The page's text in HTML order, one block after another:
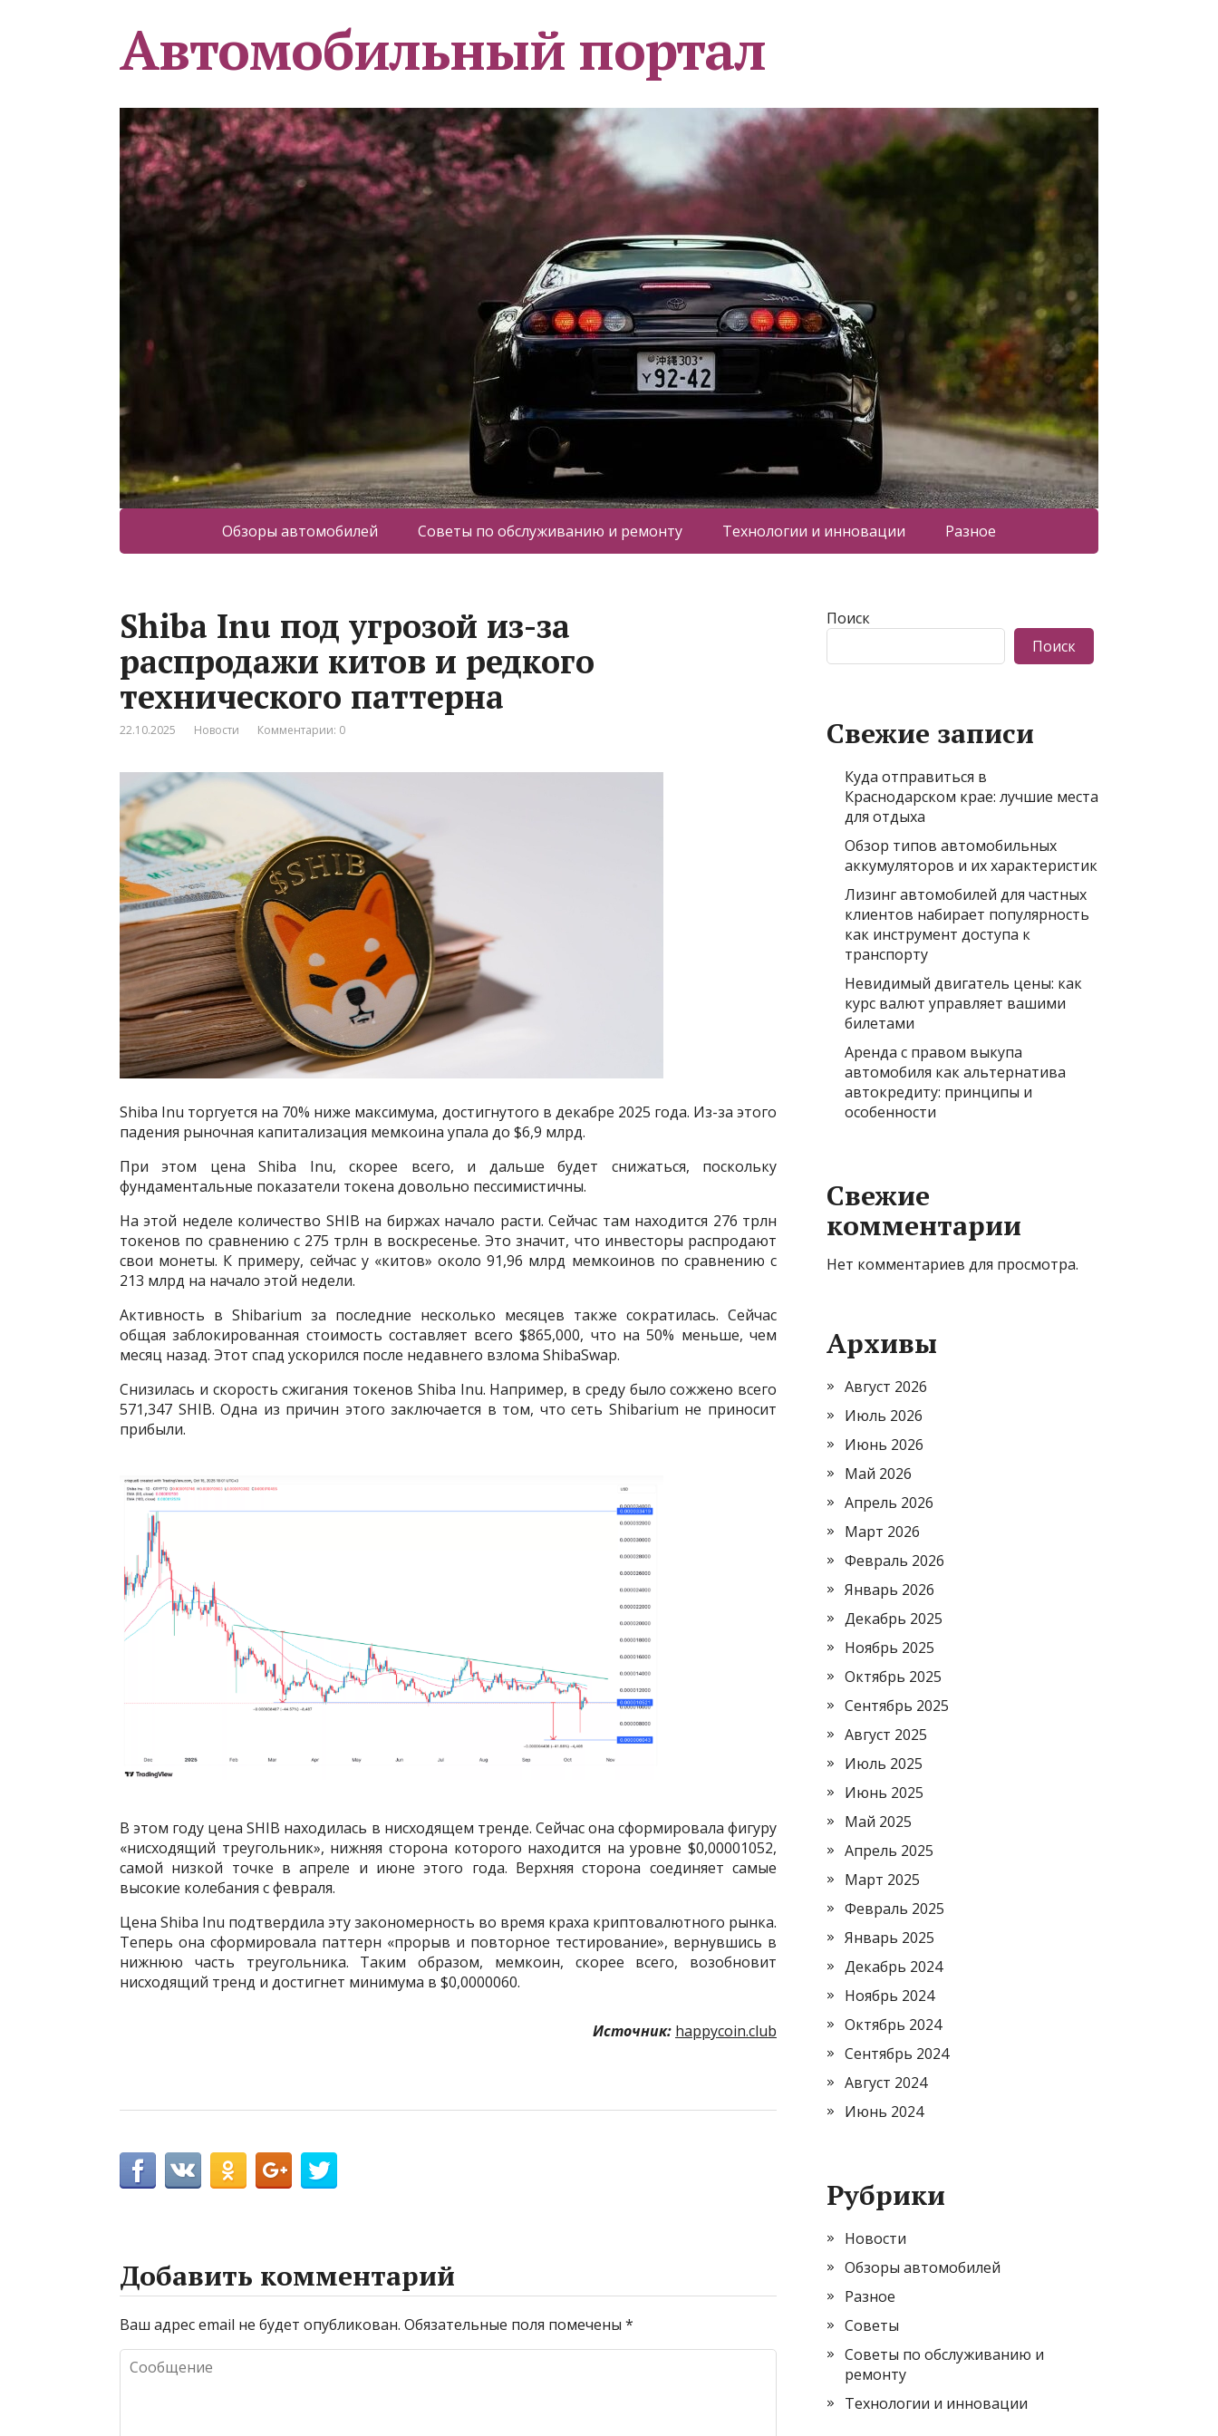
Автомобильный портал
Обзоры автомобилей Советы по обслуживанию и ремонту Технологии и инновации Разное
Shiba Inu под угрозой из-за
распродажи китов и редкого
технического паттерна
22.10.2025 Новости Комментарии: 0
Shiba Inu торгуется на 70% ниже максимума, достигнутого в декабре 2025 года. Из-за этого
падения рыночная капитализация мемкоина упала до $6,9 млрд.
При этом цена Shiba Inu, скорее всего, и дальше будет снижаться, поскольку
фундаментальные показатели токена довольно пессимистичны.
На этой неделе количество SHIB на биржах начало расти. Сейчас там находится 276 трлн
токенов по сравнению с 275 трлн в воскресенье. Это значит, что инвесторы распродают
свои монеты. К примеру, сейчас у «китов» около 91,96 млрд мемкоинов по сравнению с
213 млрд на начало этой недели.
Активность в Shibarium за последние несколько месяцев также сократилась. Сейчас
общая заблокированная стоимость составляет всего $865,000, что на 50% меньше, чем
месяц назад. Этот спад ускорился после недавнего взлома ShibaSwap.
Снизилась и скорость сжигания токенов Shiba Inu. Например, в среду было сожжено всего
571,347 SHIB. Одна из причин этого заключается в том, что сеть Shibarium не приносит
прибыли.
В этом году цена SHIB находилась в нисходящем тренде. Сейчас она сформировала фигуру
«нисходящий треугольник», нижняя сторона которого находится на уровне $0,00001052,
самой низкой точке в апреле и июне этого года. Верхняя сторона соединяет самые
высокие колебания с февраля.
Цена Shiba Inu подтвердила эту закономерность во время краха криптовалютного рынка.
Теперь она сформировала паттерн «прорыв и повторное тестирование», вернувшись в
нижнюю часть треугольника. Таким образом, мемкоин, скорее всего, возобновит
нисходящий тренд и достигнет минимума в $0,0000060.
Источник: happycoin.club
Добавить комментарий
Ваш адрес email не будет опубликован. Обязательные поля помечены *
Поиск
Поиск
Свежие записи
Куда отправиться в
Краснодарском крае: лучшие места
для отдыха
Обзор типов автомобильных
аккумуляторов и их характеристик
Лизинг автомобилей для частных
клиентов набирает популярность
как инструмент доступа к
транспорту
Невидимый двигатель цены: как
курс валют управляет вашими
билетами
Аренда с правом выкупа
автомобиля как альтернатива
автокредиту: принципы и
особенности
Свежие
комментарии
Нет комментариев для просмотра.
Архивы
Август 2026
Июль 2026
Июнь 2026
Май 2026
Апрель 2026
Март 2026
Февраль 2026
Январь 2026
Декабрь 2025
Ноябрь 2025
Октябрь 2025
Сентябрь 2025
Август 2025
Июль 2025
Июнь 2025
Май 2025
Апрель 2025
Март 2025
Февраль 2025
Январь 2025
Декабрь 2024
Ноябрь 2024
Октябрь 2024
Сентябрь 2024
Август 2024
Июнь 2024
Рубрики
Новости
Обзоры автомобилей
Разное
Советы
Советы по обслуживанию и
ремонту
Технологии и инновации